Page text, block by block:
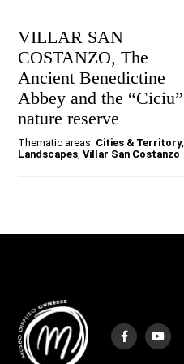
VILLAR SAN
COSTANZO, The
Ancient Benedictine
Abbey and the “Ciciu”
nature reserve
Thematic areas: Cities & Territory,
Landscapes,Villar San Costanzo